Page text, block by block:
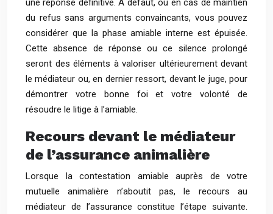
une réponse définitive. À défaut, ou en cas de maintien
du refus sans arguments convaincants, vous pouvez
considérer que la phase amiable interne est épuisée.
Cette absence de réponse ou ce silence prolongé
seront des éléments à valoriser ultérieurement devant
le médiateur ou, en dernier ressort, devant le juge, pour
démontrer votre bonne foi et votre volonté de
résoudre le litige à l’amiable.
Recours devant le médiateur
de l’assurance animalière
Lorsque la contestation amiable auprès de votre
mutuelle animalière n’aboutit pas, le recours au
médiateur de l’assurance constitue l’étape suivante.